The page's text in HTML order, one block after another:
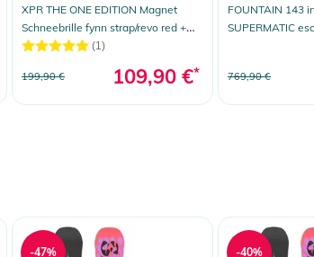
XPR THE ONE EDITION Magnet
Schneebrille fynn strap/revo red +
Zusatzglas yellow
(1)
199,90 € 109,90 €*
FOUNTAIN 143
SUPERMATIC
769,90 €
-47% -40%